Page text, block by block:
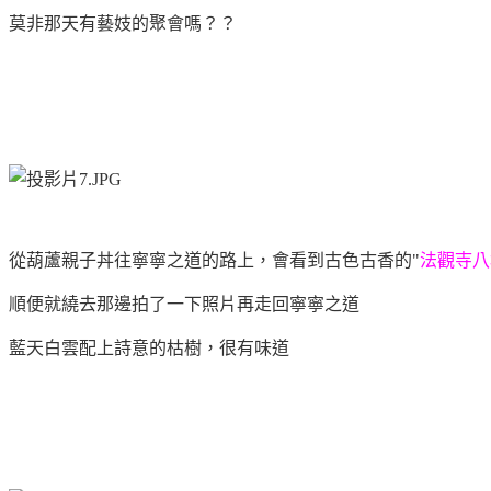
莫非那天有藝妓的聚會嗎？？
從葫蘆親子丼往寧寧之道的路上，會看到古色古香的"法觀寺
順便就繞去那邊拍了一下照片再走回寧寧之道
藍天白雲配上詩意的枯樹，很有味道